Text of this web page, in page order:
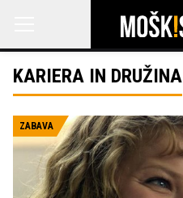
KARIERA IN DRUŽINA
ZABAVA